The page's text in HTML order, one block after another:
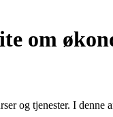
om
og tjenester. I